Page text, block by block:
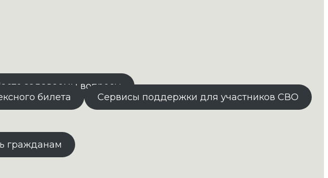
задаваемы вопросы
билета Сервисы поддержки для участников СВО
гражданам